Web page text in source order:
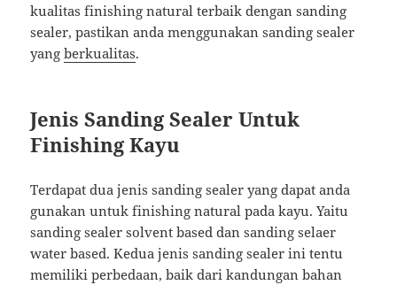
kualitas finishing natural terbaik dengan sanding
sealer, pastikan anda menggunakan sanding sealer
yangberkualitas.
Jenis Sanding Sealer Untuk
Finishing Kayu
Terdapat dua jenis sanding sealer yang dapat anda
gunakan untuk finishing natural pada kayu. Yaitu
sanding sealer solvent based dan sanding selaer
water based. Kedua jenis sanding sealer ini tentu
memiliki perbedaan, baik dari kandungan bahan